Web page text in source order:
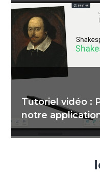
Tutoriel vidéo :
notre